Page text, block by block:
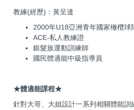
教練(經歷)：黃呈達
2000年U18亞洲青年國家橄欖球
ACE-私人教練證
銀髮族運動訓練師
國民體適能中級指導員
★體適能課程★
針對大哥、大姐設計一系列相關體能訓